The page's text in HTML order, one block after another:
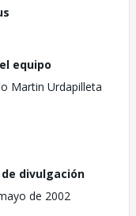
equipo
Martin Urdapilleta
de divulgación
de 2002